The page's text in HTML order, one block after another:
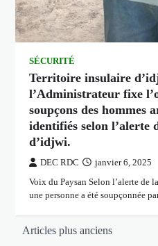
SÉCURITÉ
Territoire insulaire
l’Administrateur fixe
soupçons des hommes
identifiés selon l’alerte
d’idjwi.
DEC RDC janvier 6, 2025
Voix du Paysan Selon l’alerte de
une personne a été soupçonnée
Navigation
Articles plus anciens